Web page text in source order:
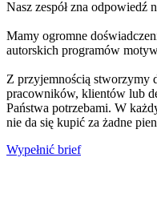
Nasz zespół zna odpowiedź
Mamy ogromne
autorskich programów
Z przyjemnością stworzymy
pracowników, klientów lub
Państwa potrzebami. W
nie da się kupić za żadne
Wypełnić brief